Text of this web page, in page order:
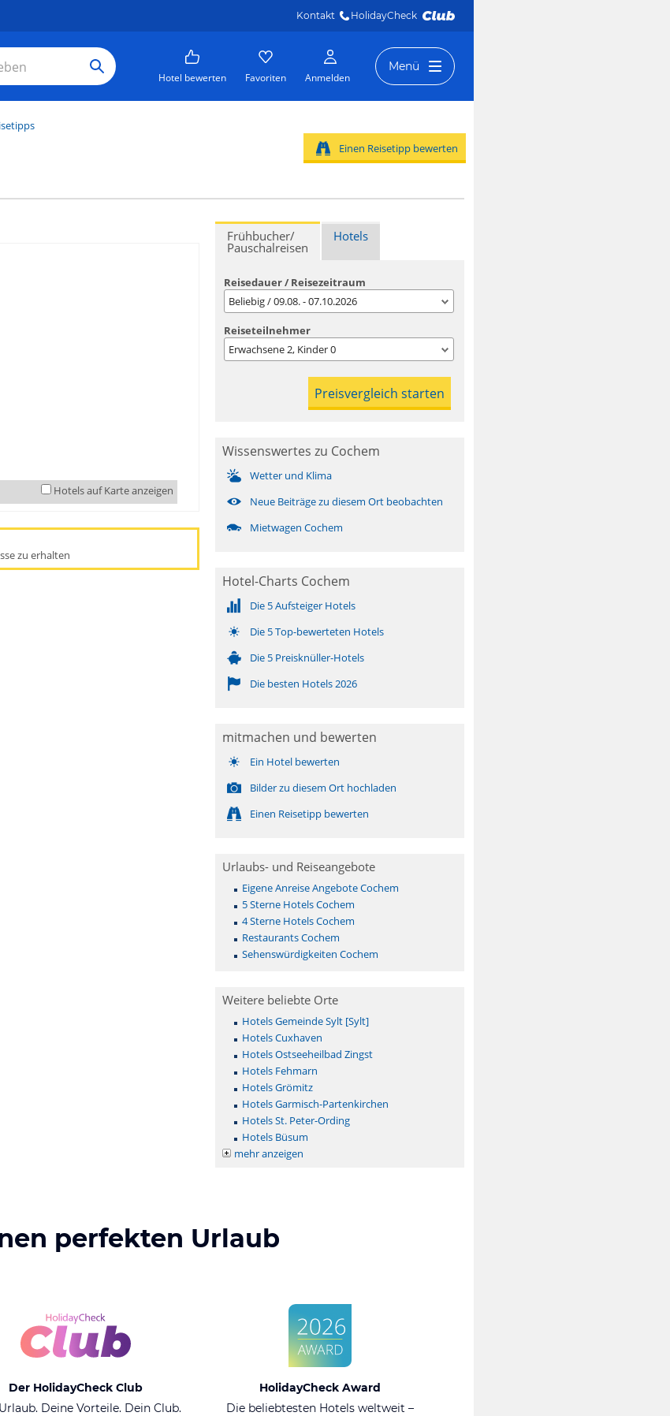
Kontakt HolidayCheck
Hotel bewerten Favoriten Anmelden
Menü
Einen Reisetipp bewerten
Hotels auf Karte anzeigen
zu erhalten
Frühbucher/
Pauschalreisen
Hotels
Reisedauer / Reisezeitraum
Beliebig / 09.08. - 07.10.2026
Reiseteilnehmer
Erwachsene2, Kinder0
Wissenswertes zu Cochem
Wetter und Klima
Neue Beiträge zu diesem Ort beobachten
Mietwagen Cochem
Hotel-Charts Cochem
Die 5 Aufsteiger Hotels
Die 5 Top-bewerteten Hotels
Die 5 Preisknüller-Hotels
Die besten Hotels 2026
mitmachen und bewerten
Ein Hotel bewerten
Bilder zu diesem Ort hochladen
Einen Reisetipp bewerten
Urlaubs- und Reiseangebote
Eigene Anreise Angebote Cochem
5 Sterne Hotels Cochem
4 Sterne Hotels Cochem
Restaurants Cochem
Sehenswürdigkeiten Cochem
Weitere beliebte Orte
Hotels Gemeinde Sylt [Sylt]
Hotels Cuxhaven
Hotels Ostseeheilbad Zingst
Hotels Fehmarn
Hotels Grömitz
Hotels Garmisch-Partenkirchen
Hotels St. Peter-Ording
Hotels Büsum
mehr anzeigen
perfekten Urlaub
Der HolidayCheck Club
Deine Vorteile. Dein Club.
HolidayCheck Award
Die beliebtesten Hotels weltweit –